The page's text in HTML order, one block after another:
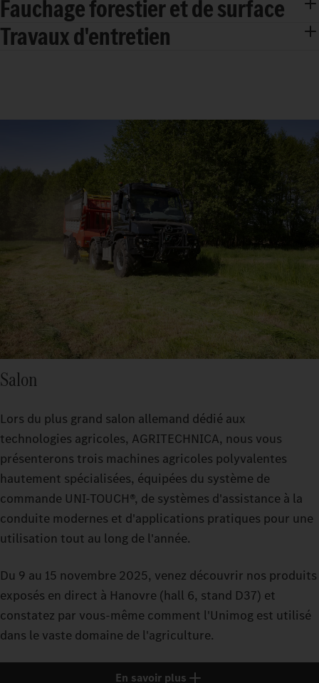
Fauchage forestier et de surface
Travaux d'entretien
Salon
Lors du plus grand salon allemand dédié aux
technologies agricoles, AGRITECHNICA, nous vous
présenterons trois machines agricoles polyvalentes
hautement spécialisées, équipées du système de
commande UNI-TOUCH®, de systèmes d'assistance à la
conduite modernes et d'applications pratiques pour une
utilisation tout au long de l'année.
Du 9 au 15 novembre 2025, venez découvrir nos produits
exposés en direct à Hanovre (hall 6, stand D37) et
constatez par vous-même comment l'Unimog est utilisé
dans le vaste domaine de l'agriculture.
En savoir plus